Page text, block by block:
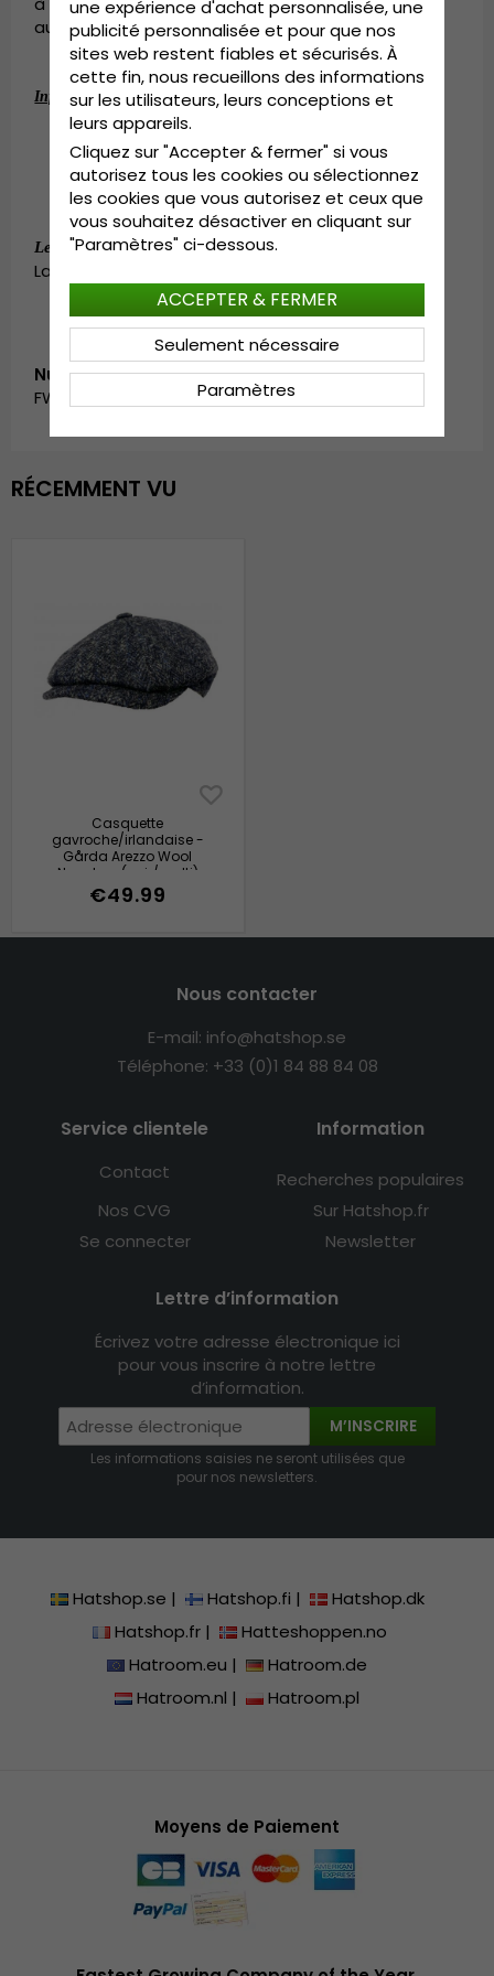
auparavant.
Informations détaillées:
Visière: 5 cm .
Fabriqué en Italie.
Composition:laineet polyester
Le guide des tailles:Small - 55 cm. Medium - 57 cm.
Large - 59 cm. X-Large - 61 cm.
Numéro d’article:
FW_TN4117.black/multi
RÉCEMMENT VU
Casquette
gavroche/irlandaise -
Gårda Arezzo Wool
Newsboy (noir/multi)
€49.99
Nous contacter
E-mail: info@hatshop.se
Téléphone: +33 (0)1 84 88 84 08
Service clientele
Contact
Nos CVG
Se connecter
Information
Recherches populaires
Sur Hatshop.fr
Newsletter
Lettre d’information
Écrivez votre adresse électronique ici
pour vous inscrire à notre lettre
d’information.
M’INSCRIRE
Les informations saisies ne seront utilisées que
pour nos newsletters.
Hatshop.se | Hatshop.fi |
Hatshop.dk
Hatshop.fr|
Hatteshoppen.no
Hatroom.eu |
Hatroom.de
Hatroom.nl | Hatroom.pl
Moyens de Paiement
une expérience d'achat personnalisée, une
publicité personnalisée et pour que nos
sites web restent fiables et sécurisés. À
cette fin, nous recueillons des informations
sur les utilisateurs, leurs conceptions et
leurs appareils.
Cliquez sur "Accepter & fermer" si vous
autorisez tous les cookies ou sélectionnez
les cookies que vous autorisez et ceux que
vous souhaitez désactiver en cliquant sur
"Paramètres" ci-dessous.
Paramètres
Seulement nécessaire
ACCEPTER & FERMER